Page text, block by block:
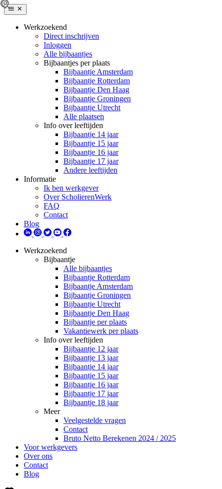
Werkzoekend
Direct inschrijven
Inloggen
Alle bijbaantjes
Bijbaantjes per plaats
Bijbaantje Amsterdam
Bijbaantje Rotterdam
Bijbaantje Den Haag
Bijbaantje Groningen
Bijbaantje Utrecht
Alle plaatsen
Info over leeftijden
Bijbaantje 14 jaar
Bijbaantje 15 jaar
Bijbaantje 16 jaar
Bijbaantje 17 jaar
Andere leeftijden
Informatie
Ik ben werkgever
Over ScholierenWerk
FAQ
Contact
Blog
Werkzoekend
Bijbaantje
Alle bijbaantjes
Bijbaantje Rotterdam
Bijbaantje Amsterdam
Bijbaantje Groningen
Bijbaantje Utrecht
Bijbaantje Den Haag
Bijbaantje per plaats
Vakantiewerk per plaats
Info over leeftijden
Bijbaantje 12 jaar
Bijbaantje 13 jaar
Bijbaantje 14 jaar
Bijbaantje 15 jaar
Bijbaantje 16 jaar
Bijbaantje 17 jaar
Bijbaantje 18 jaar
Meer
Veelgestelde vragen
Contact
Bruto Netto Berekenen 2024 / 2025
Voor werkgevers
Over ons
Contact
Blog